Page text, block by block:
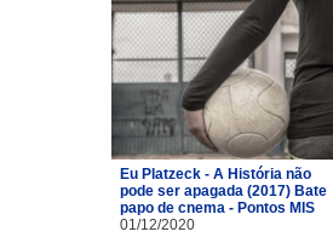
Eu Platzeck - A História não
pode ser apagada (2017) Bate
papo de cnema - Pontos MIS
01/12/2020